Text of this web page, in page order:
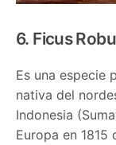
6. Ficus
Es una especie
nativa del
Indonesia
Europa en